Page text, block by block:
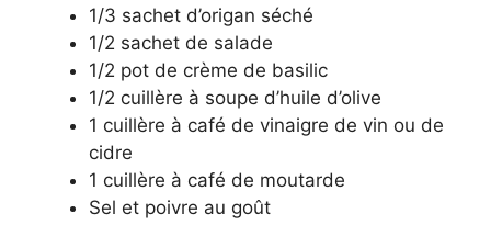
1/3 sachet d’origan séché
1/2 sachet de salade
1/2 pot de crème de basilic
1/2 cuillère à soupe d’huile d’olive
1 cuillère à café de vinaigre de vin ou de
cidre
1 cuillère à café de moutarde
Sel et poivre au goût